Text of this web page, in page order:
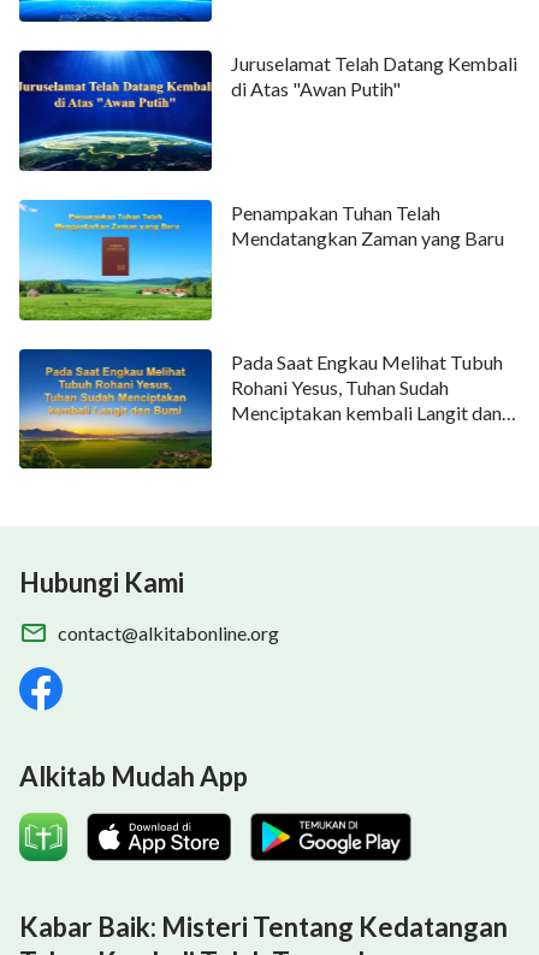
Juruselamat Telah Datang Kembali
di Atas "Awan Putih"
Penampakan Tuhan Telah
Mendatangkan Zaman yang Baru
Pada Saat Engkau Melihat Tubuh
Rohani Yesus, Tuhan Sudah
Menciptakan kembali Langit dan
Hubungi Kami
contact@alkitabonline.org
Alkitab Mudah App
Kabar Baik: Misteri Tentang Kedatangan